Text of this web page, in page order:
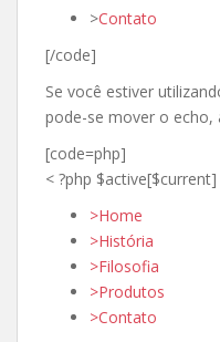
>Contato
[/code]
Se você estiver
pode-se mover o echo,
[code=php]
< ?php
>Home
>História
>Filosofia
>Produtos
>Contato